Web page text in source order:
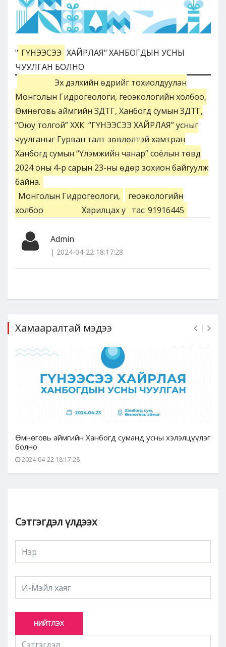
" ГҮНЭЭСЭЭ ХАЙРЛАЯ" ХАНБОГДЫН УСНЫ
ЧУУЛГАН БОЛНО
Эх дэлхийн өдрийг тохиолдуулан
Монголын Гидрогеологи, геоэкологийн холбоо,
Өмнөговь аймгийн ЗДТГ, Ханбогд сумын ЗДТГ,
“Оюу толгой” ХХК “ГҮНЭЭСЭЭ ХАЙРЛАЯ” усныг
чуулганыг Гурван талт зөвлөлтэй хамтран
Ханбогд сумын “Үлэмжийн чанар” соёлын төвд
2024 оны 4-р сарын 23-ны өдөр зохион байгуулж
байна.
Монголын Гидрогеологи,
геоэкологийн
холбоо
Харилцах у тас: 91916445
Admin
| 2024-04-22 18:17:28
Хамааралтай мэдээ
Өмнөговь аймгийн Ханбогд суманд усны хэлэлцүүлэг
болно
2024-04-22 18:17:28
Сэтгэгдэл үлдээх
НИЙТЛЭХ